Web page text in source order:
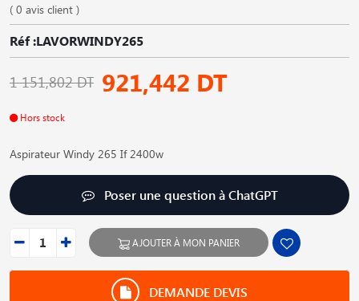
( 0 avis client )
Réf :LAVORWINDY265
1 151,802 DT 921,442 DT
Hors stock
Aspirateur Windy 265 If 2400w
Poser une question à ChatGPT
AJOUTER À MON PANIER
DEMANDE DEVIS